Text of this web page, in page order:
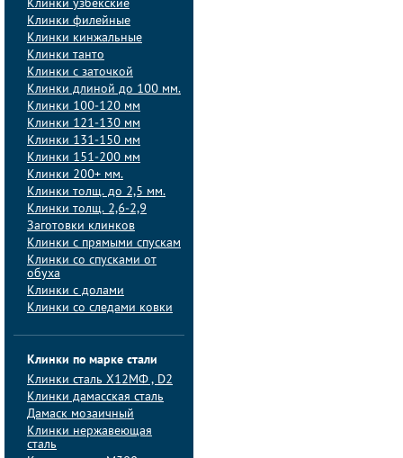
Клинки узбекские
Клинки филейные
Клинки кинжальные
Клинки танто
Клинки с заточкой
Клинки длиной до 100 мм.
Клинки 100-120 мм
Клинки 121-130 мм
Клинки 131-150 мм
Клинки 151-200 мм
Клинки 200+ мм.
Клинки толщ. до 2,5 мм.
Клинки толщ. 2,6-2,9
Заготовки клинков
Клинки с прямыми спускам
Клинки со спусками от
обуха
Клинки с долами
Клинки со следами ковки
Клинки по марке стали
Клинки сталь Х12МФ , D2
Клинки дамасская сталь
Дамаск мозаичный
Клинки нержавеющая
сталь